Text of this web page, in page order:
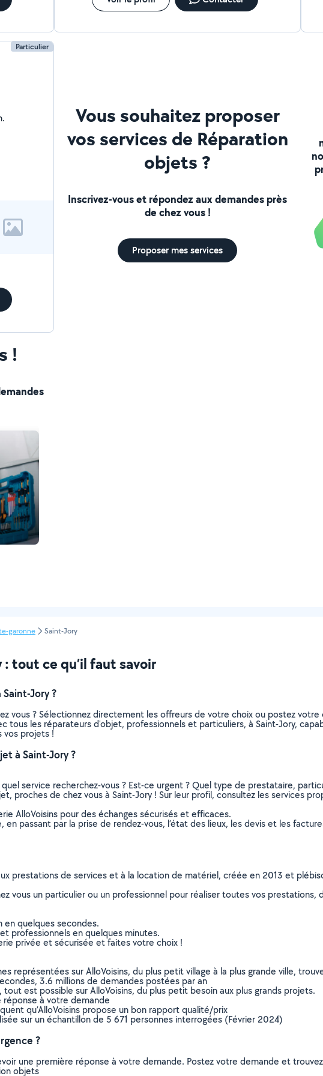
Particulier
Vous souhaitez proposer
vos services de Réparation
objets ?
Inscrivez-vous et répondez aux demandes près
de chez vous !
Proposer mes services
!
garonne Saint-Jory
tout ce qu’il faut savoir
Jory ?
vous ? Sélectionnez directement les offreurs de votre choix ou postez
tous les réparateurs d'objet, professionnels et particuliers, à Saint-Jory,
vos projets !
à Saint-Jory ?
service recherchez-vous ? Est-ce urgent ? Quel type de prestataire,
proches de chez vous à Saint-Jory ! Sur leur profil, consultez les services
AlloVoisins pour des échanges sécurisés et efficaces.
passant par la prise de rendez-vous, l’état des lieux, les devis et les
prestations de services et à la location de matériel, créée en 2013 et
vous un particulier ou un professionnel pour réaliser toutes vos
en quelques secondes.
professionnels en quelques minutes.
privée et sécurisée et faites votre choix !
représentées sur AlloVoisins, du plus petit village à la plus grande ville,
3.6 millions de demandes postées par an
est possible sur AlloVoisins, du plus petit besoin aux plus grands projets.
réponse à votre demande
qu’AlloVoisins propose un bon rapport qualité/prix
sur un échantillon de 5 671 personnes interrogées (Février 2024)
?
une première réponse à votre demande. Postez votre demande et
objets